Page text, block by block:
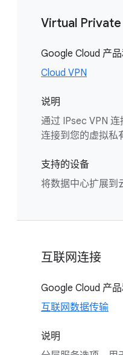
Virtual
Google Cloud 产
Cloud VPN
说明
通过 IPsec VPN
连接到您的虚拟私
支持的设备
将数据中心扩展到
互联网连接
Google Cloud 产
互联网数据传输
说明